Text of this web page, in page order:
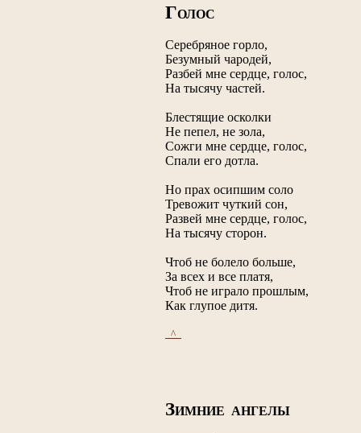
ГОЛОС
Серебряное горло,
Безумный чародей,
Разбей мне сердце, голос,
На тысячу частей.
Блестящие осколки
Не пепел, не зола,
Сожги мне cердце, голос,
Спали его дотла.
Но прах осипшим соло
Тревожит чуткий сон,
Развей мне сердце, голос,
На тысячу сторон.
Чтоб не болело больше,
За всех и все платя,
Чтоб не играло прошлым,
Как глупое дитя.
_^_
ЗИМНИЕ АНГЕЛЫ